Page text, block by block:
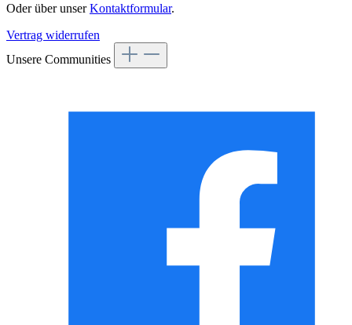
Oder über unserKontaktformular.
Vertrag widerrufen
Unsere Communities